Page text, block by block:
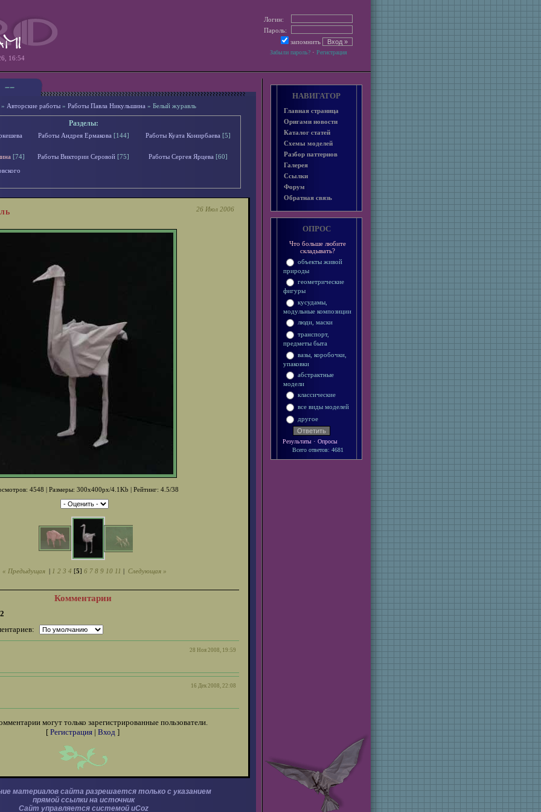
16:54
Логин:
Пароль:
запомнить
Забыли пароль?· Регистрация
» Авторские работы » Работы Павла Никульшина » Белый журавль
Разделы:
Работы Андрея Ермакова [144] Работы Куата Конирбаева [5]
[74] Работы Виктории Серовой [75] Работы Сергея Ярцева [60]
26 Июл 2006
4548 | Размеры: 300x400px/4.1Kb | Рейтинг: 4.5/38
« Предыдущая| 1 2 3 4 [5] 6 7 8 9 10 11 Следующая »
Комментарии
2
28 Ноя 2008, 19:59
16 Дек 2008, 22:08
могут только зарегистрированные пользователи.
[ Регистрация | Вход ]
материалов сайта разрешается только с указанием
прямой ссылки на источник
Сайт управляется системой uCoz
НАВИГАТОР
Главная страница
Оригами новости
Каталог статей
Схемы моделей
Разбор паттернов
Галерея
Ссылки
Форум
Обратная связь
ОПРОС
Что больше любите
складывать?
объекты живой
природы
геометрические
фигуры
кусудамы,
модульные композиции
люди, маски
транспорт,
предметы быта
вазы, коробочки,
упаковки
абстрактные
модели
классические
все виды моделей
другое
Результаты · Опросы
Всего ответов: 4681